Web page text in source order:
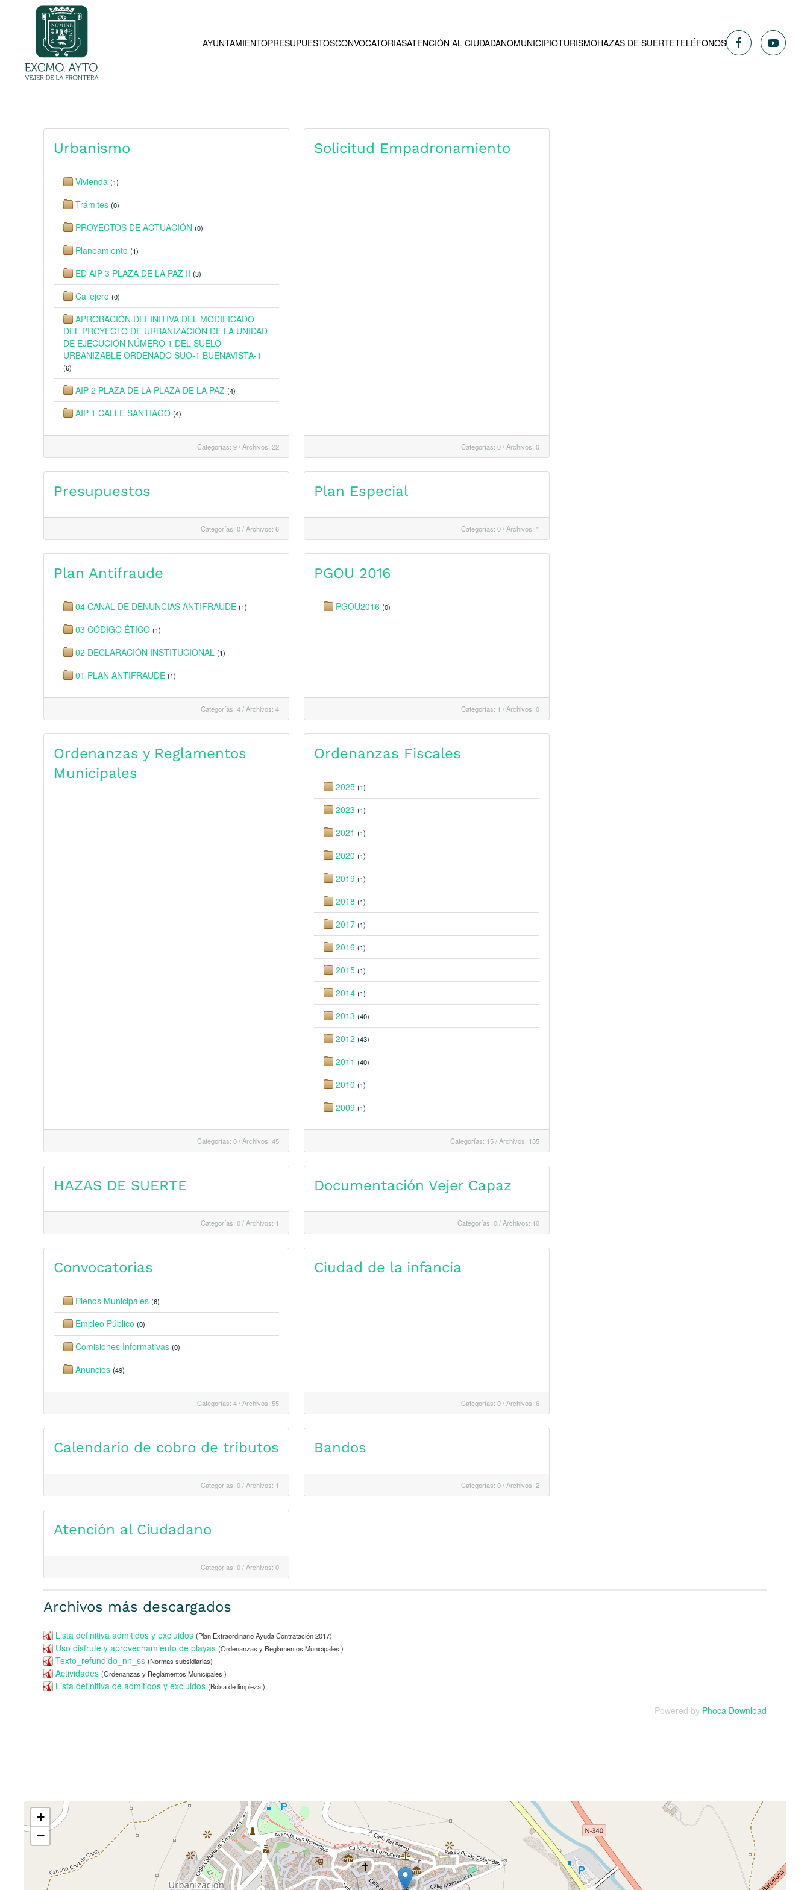
Skip to main content
AYUNTAMIENTOPRESUPUESTOSCONVOCATORIASATENCIÓN AL CIUDADANOMUNICIPIOTURISMOHAZAS DE SUERTETELÉFONOS
Urbanismo
Vivienda (1)
Trámites (0)
PROYECTOS DE ACTUACIÓN (0)
Planeamiento (1)
ED AIP 3 PLAZA DE LA PAZ II (3)
Callejero (0)
APROBACIÓN DEFINITIVA DEL MODIFICADO
DEL PROYECTO DE URBANIZACIÓN DE LA UNIDAD
DE EJECUCIÓN NÚMERO 1 DEL SUELO
URBANIZABLE ORDENADO SUO-1 BUENAVISTA-1
(6)
AIP 2 PLAZA DE LA PLAZA DE LA PAZ (4)
AIP 1 CALLE SANTIAGO (4)
Categorías: 9/Archivos: 22
Solicitud Empadronamiento
Categorías: 0/Archivos: 0
Presupuestos
Categorías: 0/Archivos: 6
Plan Especial
Categorías: 0/Archivos: 1
Plan Antifraude
04 CANAL DE DENUNCIAS ANTIFRAUDE (1)
03 CÓDIGO ÉTICO (1)
02 DECLARACIÓN INSTITUCIONAL (1)
01 PLAN ANTIFRAUDE (1)
Categorías: 4/Archivos: 4
PGOU 2016
PGOU2016 (0)
Categorías: 1 /Archivos: 0
Ordenanzas y Reglamentos
Municipales
Categorías: 0/Archivos: 45
Ordenanzas Fiscales
2025 (1)
2023 (1)
2021 (1)
2020 (1)
2019 (1)
2018 (1)
2017 (1)
2016 (1)
2015 (1)
2014 (1)
2013 (40)
2012 (43)
2011 (40)
2010 (1)
2009 (1)
Categorías: 15/Archivos: 135
HAZAS DE SUERTE
Categorías: 0/Archivos: 1
Documentación Vejer Capaz
Categorías: 0/Archivos: 10
Convocatorias
Plenos Municipales (6)
Empleo Público (0)
Comisiones Informativas (0)
Anuncios (49)
Categorías: 4/Archivos: 55
Ciudad de la infancia
Categorías: 0/Archivos: 6
Calendario de cobro de tributos
Categorías: 0/Archivos: 1
Bandos
Categorías: 0/Archivos: 2
Atención al Ciudadano
Categorías: 0/Archivos: 0
Archivos más descargados
Lista definitiva admitidos y excluidos (Plan Extraordinario Ayuda Contratación 2017)
Uso disfrute y aprovechamiento de playas (Ordenanzas y Reglamentos Municipales )
Texto_refundido_nn_ss (Normas subsidiarias)
Actividades (Ordenanzas y Reglamentos Municipales )
Lista definitiva de admitidos y excluidos (Bolsa de limpieza )
Powered by Phoca Download
+
−